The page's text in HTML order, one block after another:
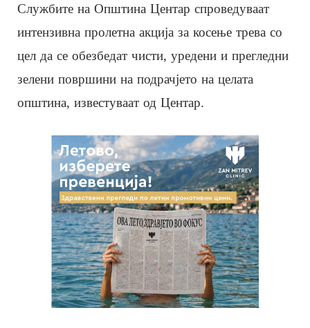
Службите на Општина Центар спроведуваат
интензивна пролетна акција за косење трева со
цел да се обезбедат чисти, уредени и прегледни
зелени површини на подрачјето на целата
општина, известуваат од Центар.